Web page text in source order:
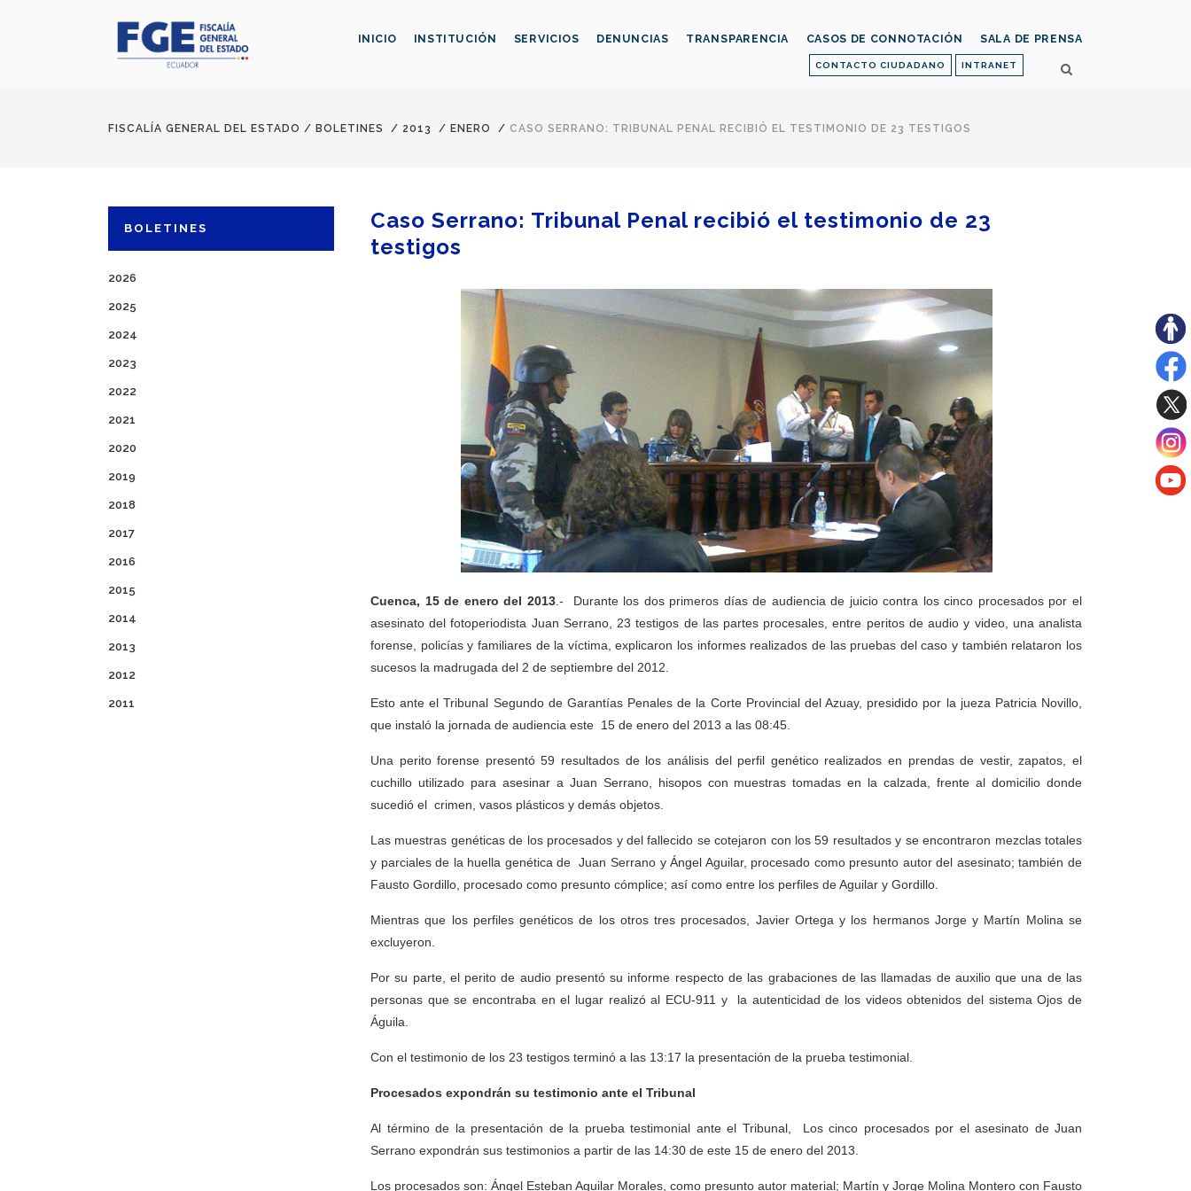
CONTACTO CIUDADANO INTRANET
INICIO INSTITUCIÓN SERVICIOS DENUNCIAS TRANSPARENCIA CASOS DE CONNOTACIÓN SALA DE PRENSA
FISCALÍA GENERAL DEL ESTADO / BOLETINES / 2013 / ENERO / CASO SERRANO: TRIBUNAL PENAL RECIBIÓ EL TESTIMONIO DE 23 TESTIGOS
BOLETINES
2026
2025
2024
2023
2022
2021
2020
2019
2018
2017
2016
2015
2014
2013
2012
2011
Caso Serrano: Tribunal Penal recibió el testimonio de 23
testigos
Cuenca, 15 de enero del 2013.- Durante los dos primeros días de audiencia de juicio contra los cinco procesados por el
asesinato del fotoperiodista Juan Serrano, 23 testigos de las partes procesales, entre peritos de audio y video, una analista
forense, policías y familiares de la víctima, explicaron los informes realizados de las pruebas del caso y también relataron los
sucesos la madrugada del 2 de septiembre del 2012.
Esto ante el Tribunal Segundo de Garantías Penales de la Corte Provincial del Azuay, presidido por la jueza Patricia Novillo,
que instaló la jornada de audiencia este 15 de enero del 2013 a las 08:45.
Una perito forense presentó 59 resultados de los análisis del perfil genético realizados en prendas de vestir, zapatos, el
cuchillo utilizado para asesinar a Juan Serrano, hisopos con muestras tomadas en la calzada, frente al domicilio donde
sucedió el crimen, vasos plásticos y demás objetos.
Las muestras genéticas de los procesados y del fallecido se cotejaron con los 59 resultados y se encontraron mezclas totales
y parciales de la huella genética de Juan Serrano y Ángel Aguilar, procesado como presunto autor del asesinato; también de
Fausto Gordillo, procesado como presunto cómplice; así como entre los perfiles de Aguilar y Gordillo.
Mientras que los perfiles genéticos de los otros tres procesados, Javier Ortega y los hermanos Jorge y Martín Molina se
excluyeron.
Por su parte, el perito de audio presentó su informe respecto de las grabaciones de las llamadas de auxilio que una de las
personas que se encontraba en el lugar realizó al ECU-911 y la autenticidad de los videos obtenidos del sistema Ojos de
Águila.
Con el testimonio de los 23 testigos terminó a las 13:17 la presentación de la prueba testimonial.
Procesados expondrán su testimonio ante el Tribunal
Al término de la presentación de la prueba testimonial ante el Tribunal, Los cinco procesados por el asesinato de Juan
Serrano expondrán sus testimonios a partir de las 14:30 de este 15 de enero del 2013.
Los procesados son: Ángel Esteban Aguilar Morales, como presunto autor material; Martín y Jorge Molina Montero con Fausto